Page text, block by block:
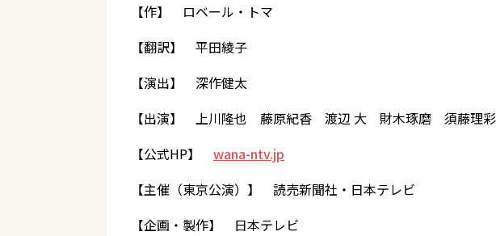
【作】 ロベール・トマ
【翻訳】 平田綾子
【演出】 深作健太
【出演】 上川隆也 藤原紀香 渡辺 大 財木琢磨 須藤理
【公式HP】 wana-ntv.jp
【主催（東京公演）】 読売新聞社・日本テレビ
【企画・製作】 日本テレビ